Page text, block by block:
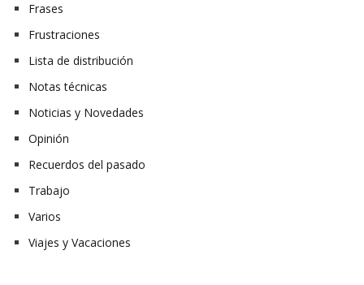
Frases
Frustraciones
Lista de distribución
Notas técnicas
Noticias y Novedades
Opinión
Recuerdos del pasado
Trabajo
Varios
Viajes y Vacaciones